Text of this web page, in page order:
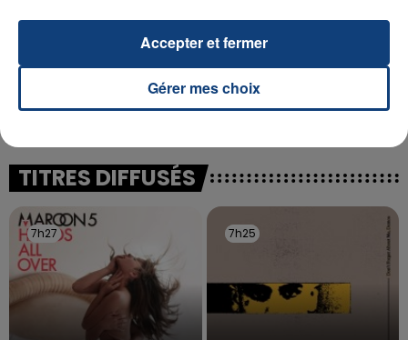
UNE ADOLESCENTE DEVANT SE FAIRE
OPÉRER DE LA CHEVILLE RESSORT DE LA...
excuses.
TITRES DIFFUSÉS
7h27
7h27 7h25
7h25
Gérer mes choix
Accepter et fermer